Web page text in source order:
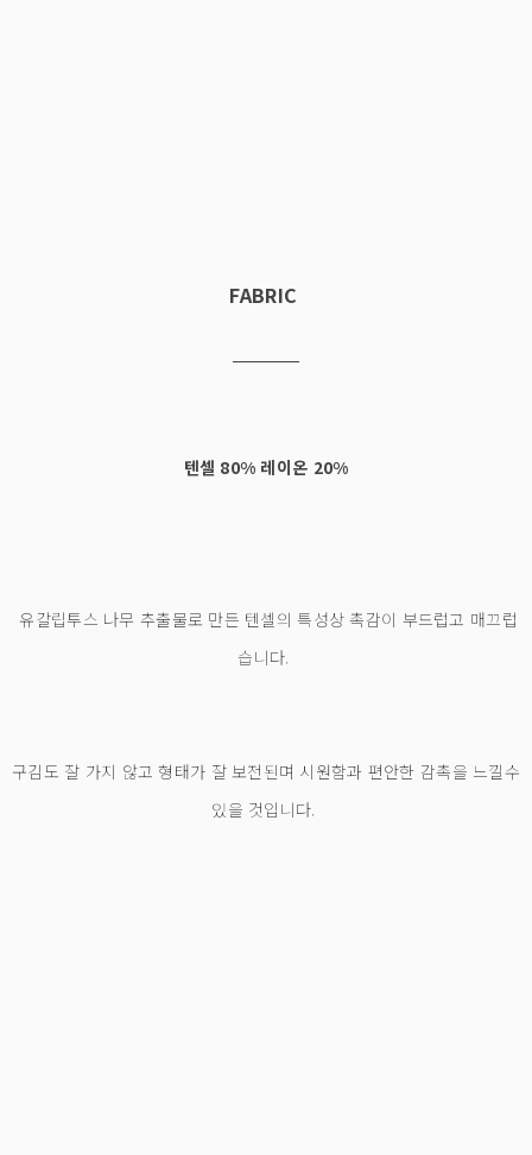
FABRIC
텐셀 80% 레이온 20%
유칼립투스 나무 추출물로 만든 텐셀의 특성상 촉감이 부드럽고 매끄럽
습니다.
구김도 잘 가지 않고 형태가 잘 보전된며 시원함과 편안한 감촉을 느낄수
있을 것입니다.